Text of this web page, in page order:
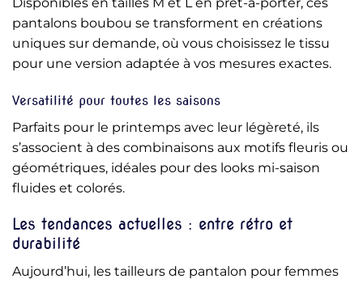
pantalons boubou se transforment en créations
uniques sur demande, où vous choisissez le tissu
pour une version adaptée à vos mesures exactes.
Versatilité pour toutes les saisons
Parfaits pour le printemps avec leur légèreté, ils
s’associent à des combinaisons aux motifs fleuris ou
géométriques, idéales pour des looks mi-saison
fluides et colorés.
Les tendances actuelles : entre rétro et
durabilité
Aujourd’hui, les tailleurs de pantalon pour femmes